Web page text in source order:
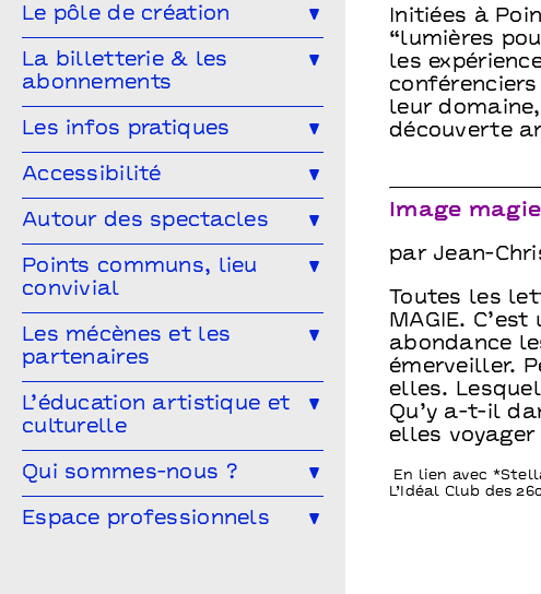
Cirque Magie Espace public
Projet participatif
En famille Ateliers
Génération(s) - Saison #9
Projet participatif : Deblozay
Le pôle de création
Ailleurs & Ici • PIPD
Artistes en résidence 2024-2027
Résidences précédentes
La billetterie & les
abonnements
Comment réserver ? Les tarifs
Vous venez en groupe ?
Les infos pratiques
Venir à Points communs
Hors-les-murs
Accessibilité
L’accessibilité pour tous·tes !
sociale ?
Autour des spectacles
Les ateliers de pratique
Les Conversations
Visitez les théâtres
Points communs, lieu
convivial
Le Mélangeur
Le Service garderie
Les mécènes et les
partenaires
Devenir mécène
Cultivons nos points communs
Les partenaires
L’éducation artistique et
culturelle
L’éducation artistique et culturelle
à Points communs
Vous êtes enseignant·e ?
Qui sommes-nous ?
L’équipe
Espace professionnels
Initiées à
“lumières
les
leur
découverte
Image magie
par Jean-
Toutes les
MAGIE.
abondance
émerveiller.
elles.
Qu’y a-t-il
elles voyager
En lien avec
L’Idéal Club des